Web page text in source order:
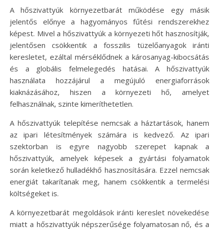
A hőszivattyúk környezetbarát működése egy másik
jelentős előnye a hagyományos fűtési rendszerekhez
képest. Mivel a hőszivattyúk a környezeti hőt hasznosítják,
jelentősen csökkentik a fosszilis tüzelőanyagok iránti
keresletet, ezáltal mérséklődnek a károsanyag-kibocsátás
és a globális felmelegedés hatásai. A hőszivattyúk
használata hozzájárul a megújuló energiaforrások
kiaknázásához, hiszen a környezeti hő, amelyet
felhasználnak, szinte kimeríthetetlen.
A hőszivattyúk telepítése nemcsak a háztartások, hanem
az ipari létesítmények számára is kedvező. Az ipari
szektorban is egyre nagyobb szerepet kapnak a
hőszivattyúk, amelyek képesek a gyártási folyamatok
során keletkező hulladékhő hasznosítására. Ezzel nemcsak
energiát takarítanak meg, hanem csökkentik a termelési
költségeket is.
A környezetbarát megoldások iránti kereslet növekedése
miatt a hőszivattyúk népszerűsége folyamatosan nő, és a